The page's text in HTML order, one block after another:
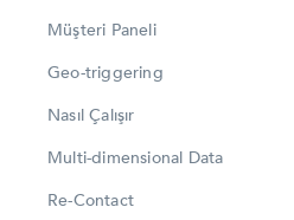
Müşteri Paneli
Geo-triggering
Nasıl Çalışır
Multi-dimensional Data
Re-Contact